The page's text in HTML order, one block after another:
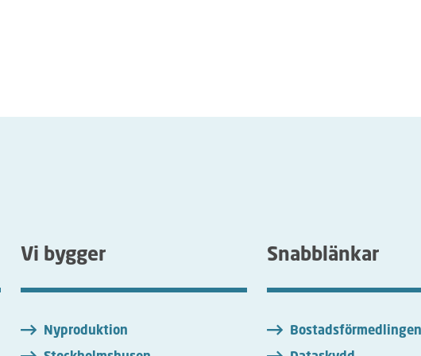
Vi bygger
Nyproduktion
Snabblänkar
Bostadsförmedlingen